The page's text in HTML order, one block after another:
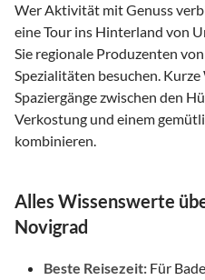
Wer Aktivität mit Genuss
eine Tour ins Hinterland von
Sie regionale Produzenten
Spezialitäten besuchen.
Spaziergänge zwischen den
Verkostung und einem
kombinieren.
Alles Wissenswerte
Novigrad
Beste Reisezeit: Für